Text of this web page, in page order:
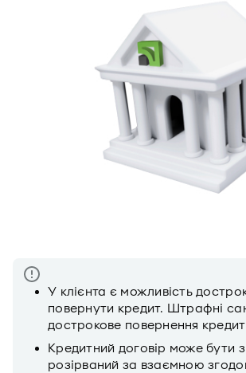
У клієнта є можливість
повернути кредит. Штрафні
дострокове повернення
Кредитний договір може бути
розірваний за взаємною